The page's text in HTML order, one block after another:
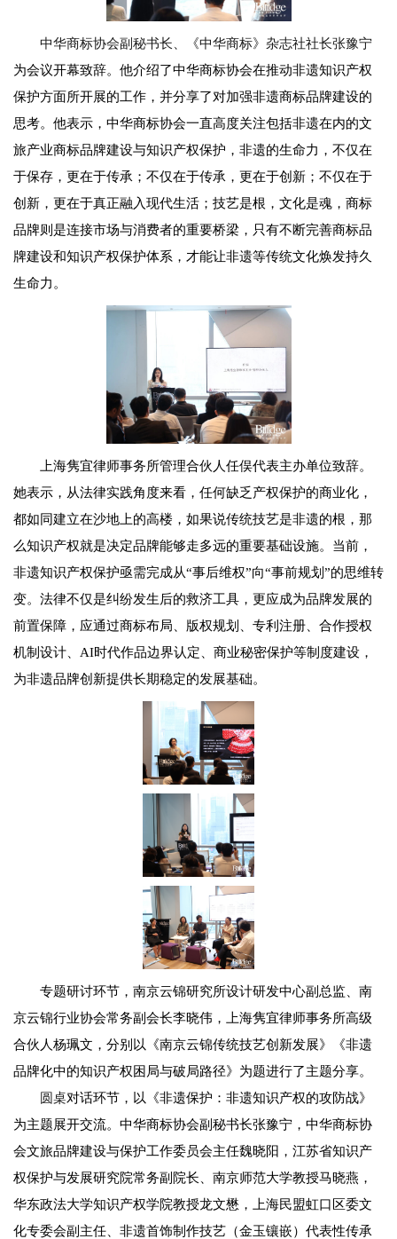
中华商标协会副秘书长、《中华商标》杂志社社长张豫宁
为会议开幕致辞。他介绍了中华商标协会在推动非遗知识产权
保护方面所开展的工作，并分享了对加强非遗商标品牌建设的
思考。他表示，中华商标协会一直高度关注包括非遗在内的文
旅产业商标品牌建设与知识产权保护，非遗的生命力，不仅在
于保存，更在于传承；不仅在于传承，更在于创新；不仅在于
创新，更在于真正融入现代生活；技艺是根，文化是魂，商标
品牌则是连接市场与消费者的重要桥梁，只有不断完善商标品
牌建设和知识产权保护体系，才能让非遗等传统文化焕发持久
生命力。
上海隽宜律师事务所管理合伙人任俣代表主办单位致辞。
她表示，从法律实践角度来看，任何缺乏产权保护的商业化，
都如同建立在沙地上的高楼，如果说传统技艺是非遗的根，那
么知识产权就是决定品牌能够走多远的重要基础设施。当前，
非遗知识产权保护亟需完成从“事后维权”向“事前规划”的思维转
变。法律不仅是纠纷发生后的救济工具，更应成为品牌发展的
前置保障，应通过商标布局、版权规划、专利注册、合作授权
机制设计、AI时代作品边界认定、商业秘密保护等制度建设，
为非遗品牌创新提供长期稳定的发展基础。
专题研讨环节，南京云锦研究所设计研发中心副总监、南
京云锦行业协会常务副会长李晓伟，上海隽宜律师事务所高级
合伙人杨珮文，分别以《南京云锦传统技艺创新发展》《非遗
品牌化中的知识产权困局与破局路径》为题进行了主题分享。
圆桌对话环节，以《非遗保护：非遗知识产权的攻防战》
为主题展开交流。中华商标协会副秘书长张豫宁，中华商标协
会文旅品牌建设与保护工作委员会主任魏晓阳，江苏省知识产
权保护与发展研究院常务副院长、南京师范大学教授马晓燕，
华东政法大学知识产权学院教授龙文懋，上海民盟虹口区委文
化专委会副主任、非遗首饰制作技艺（金玉镶嵌）代表性传承